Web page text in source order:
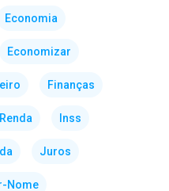
Economia
Economizar
Finanças
Inss
Juros
Nome